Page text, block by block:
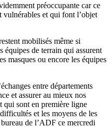
préoccupante car ce
vulnérables et qui font l’objet
mobilisés même si
équipes de terrain qui assurent
masques ou encore les équipes
entre départements
et assurer au mieux nos
qui sont en première ligne
et les moyens de les
de l’ADF ce mercredi